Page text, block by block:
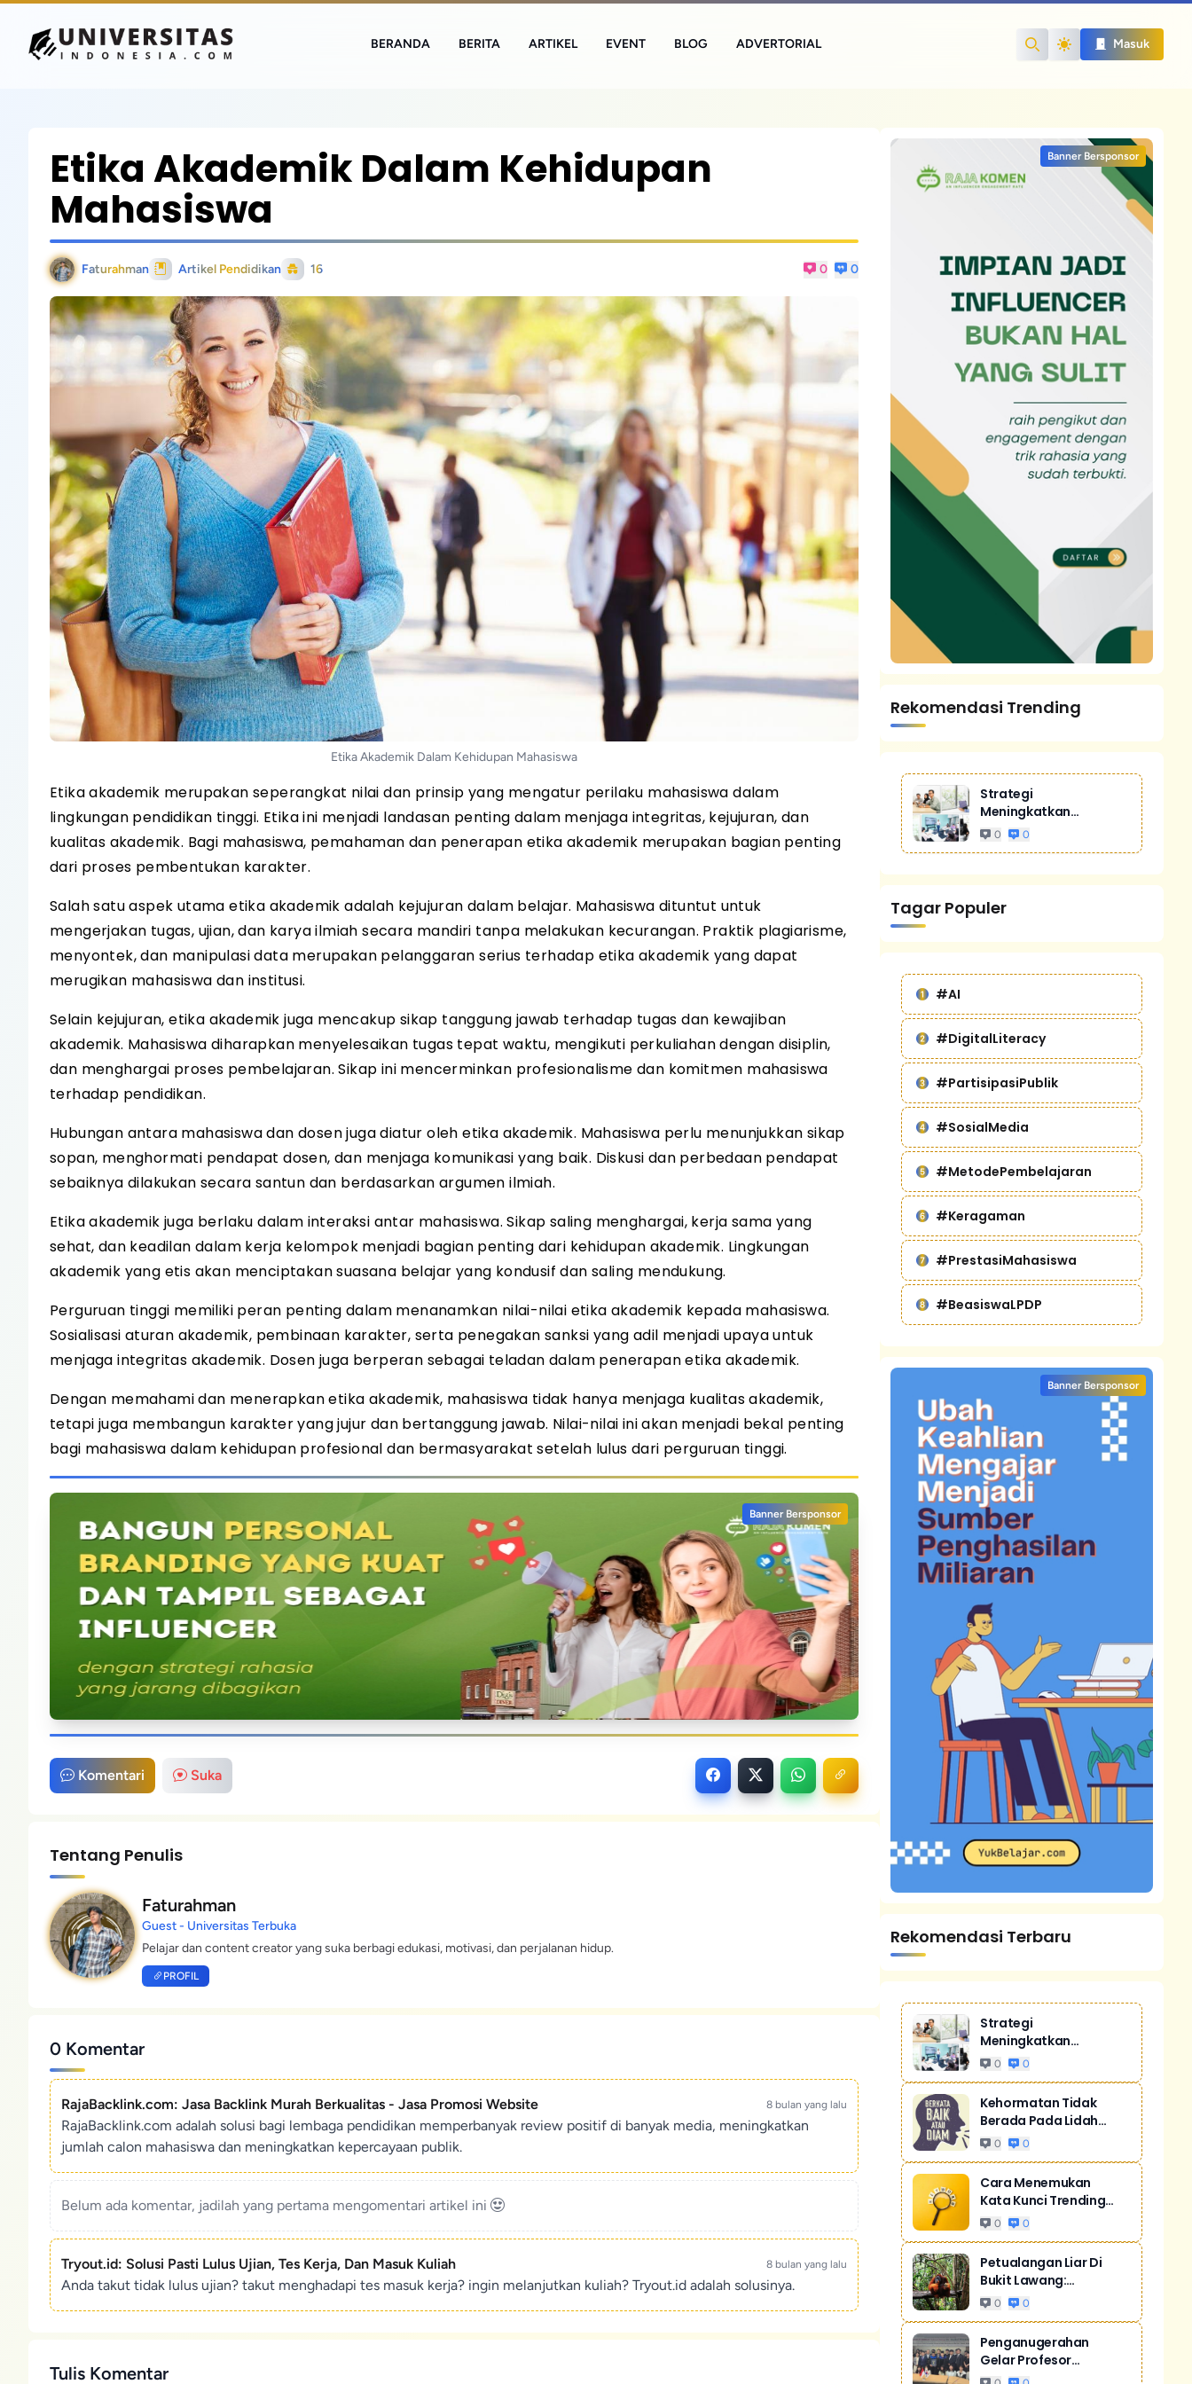
Search
Masuk
BERANDA BERITA ARTIKEL EVENT BLOG ADVERTORIAL
Etika Akademik Dalam Kehidupan
Mahasiswa
Faturahman Artikel Pendidikan 16 0 0
Etika Akademik Dalam Kehidupan Mahasiswa
Etika akademik merupakan seperangkat nilai dan prinsip yang mengatur perilaku mahasiswa dalam
lingkungan pendidikan tinggi. Etika ini menjadi landasan penting dalam menjaga integritas, kejujuran, dan
kualitas akademik. Bagi mahasiswa, pemahaman dan penerapan etika akademik merupakan bagian penting
dari proses pembentukan karakter.
Salah satu aspek utama etika akademik adalah kejujuran dalam belajar. Mahasiswa dituntut untuk
mengerjakan tugas, ujian, dan karya ilmiah secara mandiri tanpa melakukan kecurangan. Praktik plagiarisme,
menyontek, dan manipulasi data merupakan pelanggaran serius terhadap etika akademik yang dapat
merugikan mahasiswa dan institusi.
Selain kejujuran, etika akademik juga mencakup sikap tanggung jawab terhadap tugas dan kewajiban
akademik. Mahasiswa diharapkan menyelesaikan tugas tepat waktu, mengikuti perkuliahan dengan disiplin,
dan menghargai proses pembelajaran. Sikap ini mencerminkan profesionalisme dan komitmen mahasiswa
terhadap pendidikan.
Hubungan antara mahasiswa dan dosen juga diatur oleh etika akademik. Mahasiswa perlu menunjukkan sikap
sopan, menghormati pendapat dosen, dan menjaga komunikasi yang baik. Diskusi dan perbedaan pendapat
sebaiknya dilakukan secara santun dan berdasarkan argumen ilmiah.
Etika akademik juga berlaku dalam interaksi antar mahasiswa. Sikap saling menghargai, kerja sama yang
sehat, dan keadilan dalam kerja kelompok menjadi bagian penting dari kehidupan akademik. Lingkungan
akademik yang etis akan menciptakan suasana belajar yang kondusif dan saling mendukung.
Perguruan tinggi memiliki peran penting dalam menanamkan nilai-nilai etika akademik kepada mahasiswa.
Sosialisasi aturan akademik, pembinaan karakter, serta penegakan sanksi yang adil menjadi upaya untuk
menjaga integritas akademik. Dosen juga berperan sebagai teladan dalam penerapan etika akademik.
Dengan memahami dan menerapkan etika akademik, mahasiswa tidak hanya menjaga kualitas akademik,
tetapi juga membangun karakter yang jujur dan bertanggung jawab. Nilai-nilai ini akan menjadi bekal penting
bagi mahasiswa dalam kehidupan profesional dan bermasyarakat setelah lulus dari perguruan tinggi.
Banner Bersponsor
Komentari Suka
Tentang Penulis
Faturahman
Guest - Universitas Terbuka
Pelajar dan content creator yang suka berbagi edukasi, motivasi, dan perjalanan hidup.
PROFIL
0 Komentar
RajaBacklink.com: Jasa Backlink Murah Berkualitas - Jasa Promosi Website 8 bulan yang lalu
RajaBacklink.com adalah solusi bagi lembaga pendidikan memperbanyak review positif di banyak media, meningkatkan
jumlah calon mahasiswa dan meningkatkan kepercayaan publik.
Belum ada komentar, jadilah yang pertama mengomentari artikel ini
Tryout.id: Solusi Pasti Lulus Ujian, Tes Kerja, Dan Masuk Kuliah 8 bulan yang lalu
Anda takut tidak lulus ujian? takut menghadapi tes masuk kerja? ingin melanjutkan kuliah? Tryout.id adalah solusinya.
Tulis Komentar
Banner Bersponsor
Rekomendasi Trending
Strategi
Meningkatkan
Penjualan Melalui
0 0
Tagar Populer
#AI
#DigitalLiteracy
#PartisipasiPublik
#SosialMedia
#MetodePembelajaran
#Keragaman
#PrestasiMahasiswa
#BeasiswaLPDP
Banner Bersponsor
Rekomendasi Terbaru
Strategi
Meningkatkan
Penjualan Melalui
0 0
Kehormatan Tidak
Berada Pada Lidah
Yang Gemar Mere...
0 0
Cara Menemukan
Kata Kunci Trending
Untuk SEO
0 0
Petualangan Liar Di
Bukit Lawang:
Orangutan Sumatr...
0 0
Penganugerahan
Gelar Profesor
Kehormatan Dari Sill...